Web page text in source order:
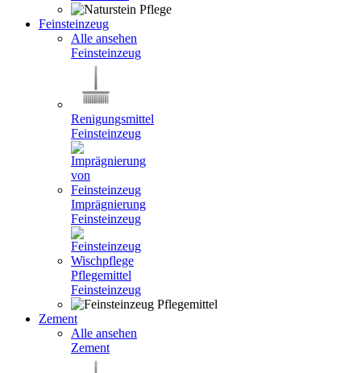
Feinsteinzeug
Alle ansehen
Feinsteinzeug
Renigungsmittel
Feinsteinzeug
Imprägnierung
Feinsteinzeug
Pflegemittel
Feinsteinzeug
Zement
Alle ansehen
Zement